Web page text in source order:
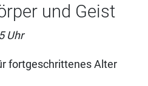
und Geist
Uhr
fortgeschrittenes Alter